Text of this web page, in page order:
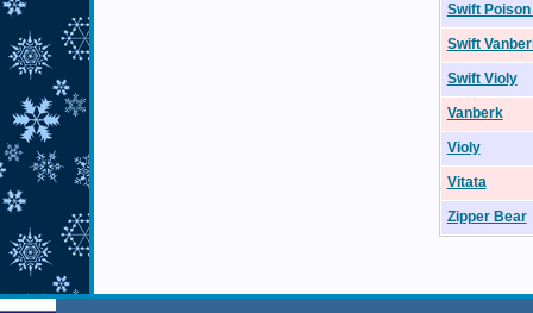
Swift Poison
Swift
Swift Violy
Vanberk
Violy
Vitata
Zipper Bear